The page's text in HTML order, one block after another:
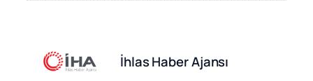
İhlas Haber Ajansı